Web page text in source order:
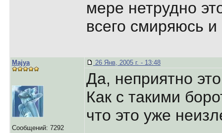
мере нетрудно
всего смиряюсь и
Majya
Сообщений: 7292
26 Янв, 2005 г. - 13:48
Да, неприятно
Как с такими
что это уже